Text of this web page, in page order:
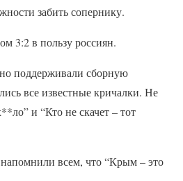
забить сопернику.
3:2 в пользу россиян.
поддерживали сборную
все известные кричалки. Не
и “Кто не скачет – тот
всем, что “Крым – это